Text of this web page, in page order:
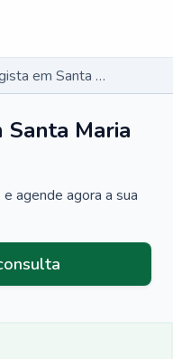
Pneumologista em Santa Maria - RS
Maria
agende agora a sua